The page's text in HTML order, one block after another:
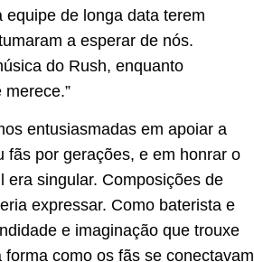
de longa data terem
a esperar de nós.
do Rush, enquanto
entusiasmadas em apoiar a
fãs por gerações, e em honrar o
era singular. Composições de
expressar. Como baterista e
e imaginação que trouxe
como os fãs se conectavam